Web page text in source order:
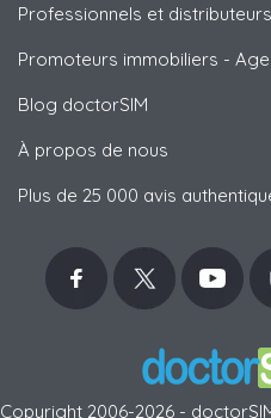
Professionnels et distributeurs
Promoteurs immobiliers -
Blog doctorSIM
À propos de nous
Plus de 25 000 avis
Copyright 2006-2026 -